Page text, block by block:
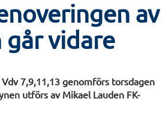
av
går vidare
7,9,11,13 genomförs torsdagen
utförs av Mikael Lauden FK-